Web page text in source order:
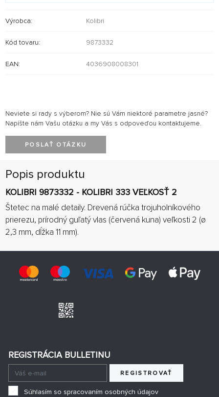
Výrobca: Kolibri
Kód tovaru: 9873332
EAN: 4036908008301
Neviete si rady s výberom? Nie sú Vám niektoré parametre jasné?
Napíšte nám Vašu otázku a my Vás s odpoveďou kontaktujeme.
POSLAŤ OTÁZKU
Popis produktu
KOLIBRI 9873332 - KOLIBRI 333 VEĽKOSŤ 2
Štetec na malé detaily. Drevená rúčka trojuholníkového
prierezu, prírodný guľatý vlas (červená kuna) veľkosti 2 (ø
2,3 mm, dĺžka 11 mm).
REGISTRÁCIA BULLETINU
REGISTROVAŤ
Súhlasím so spracovaním osobných údajov